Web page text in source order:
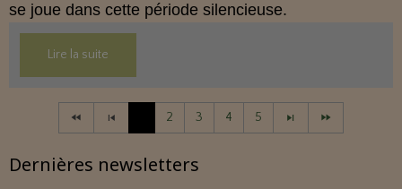
se joue dans cette période silencieuse.
Lire la suite
2 3 4 5
Dernières newsletters